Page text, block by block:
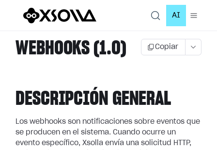
AI
WEBHOOKS (1.0) Copiar
DESCRIPCIÓN GENERAL
Los webhooks son notificaciones sobre eventos que
se producen en el sistema. Cuando ocurre un
evento específico, Xsolla envía una solicitud HTTP,